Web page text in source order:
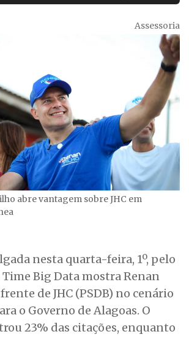
Assessoria
abre vantagem sobre JHC em
nesta quarta-feira, 1º, pelo
Big Data mostra Renan
de JHC (PSDB) no cenário
o Governo de Alagoas. O
23% das citações, enquanto